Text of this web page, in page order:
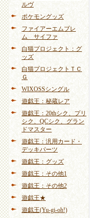
ルヴ
ポケモングッズ
ファイアーエムブレ
ム サイファ
白猫プロジェクト：グ
ッズ
白猫プロジェクトＴＣ
Ｇ
WIXOSSシングル
遊戯王：秘蔵レア
遊戯王：20thシク、プリ
シク、QCシク、グラン
ドマスター
遊戯王：汎用カード・
デッキパーツ
遊戯王：グッズ
遊戯王：その他1
遊戯王：その他2
遊戯王★
遊戯王(Yu-gi-oh!)